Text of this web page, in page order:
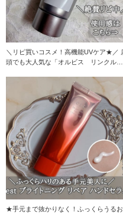
＼リピ買いコスメ！高機能UVケア★／ 店
頭でも大人気な「オルビス リンクルブ
★手元まで抜かりなく！ふっくらうるお